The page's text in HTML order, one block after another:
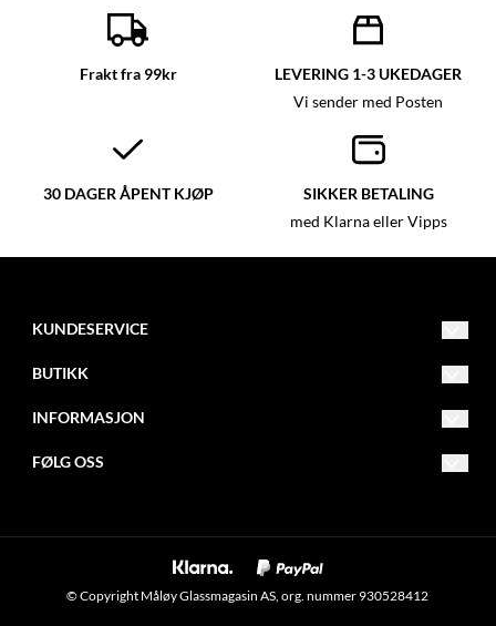
Frakt fra 99kr LEVERING 1-3 UKEDAGER
Vi sender med Posten
30 DAGER ÅPENT KJØP SIKKER BETALING
med Klarna eller Vipps
KUNDESERVICE
post@glassmagasinet.com
6700 Måløy
BUTIKK
Logg inn
INFORMASJON
Nyhetsbrev
Om informasjonskapsler
FØLG OSS
Nyhetsbrev
© Copyright Måløy Glassmagasin AS, org. nummer 930528412